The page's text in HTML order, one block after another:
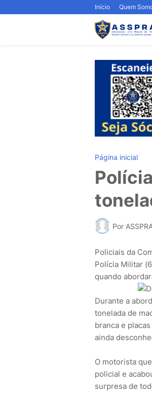
Início Quem
Página inicial
Por
Policiais da
Polícia Militar
quando
Durante a
tonelada de
branca e
ainda
O motorista
policial e
surpresa de